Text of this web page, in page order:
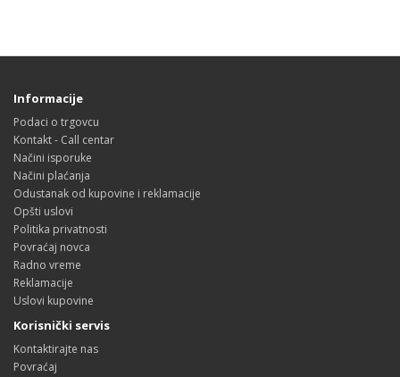
Informacije
Podaci o trgovcu
Kontakt - Call centar
Načini isporuke
Načini plaćanja
Odustanak od kupovine i reklamacije
Opšti uslovi
Politika privatnosti
Povraćaj novca
Radno vreme
Reklamacije
Uslovi kupovine
Korisnički servis
Kontaktirajte nas
Povraćaj